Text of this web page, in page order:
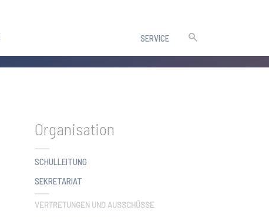
SERVICE
Organisation
SCHULLEITUNG
SEKRETARIAT
VERTRETUNGEN UND AUSSCHÜSSE